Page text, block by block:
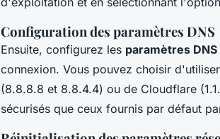
Configuration des paramètres DNS
Ensuite, configurez les paramètres DNS
connexion. Vous pouvez choisir
(8.8.8.8 et 8.8.4.4) ou de Cloudflare
sécurisés que ceux fournis par défaut